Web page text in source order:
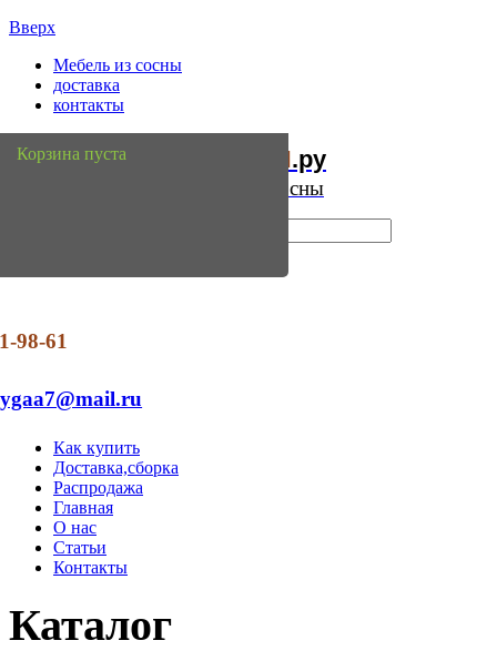
Вверх
Мебель из сосны
доставка
контакты
Мебель Сосны.ру
Интернет магазин мебели из сосны
98-61
Как купить
Доставка,сборка
Распродажа
Главная
О нас
Статьи
Контакты
Корзина пуста
Каталог